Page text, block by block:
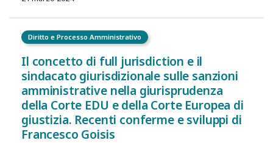
Diritto e Processo Amministrativo
Il concetto di full jurisdiction e il
sindacato giurisdizionale sulle sanzioni
amministrative nella giurisprudenza
della Corte EDU e della Corte Europea di
giustizia. Recenti conferme e sviluppi di
Francesco Goisis